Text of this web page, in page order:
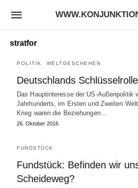
stratfor
POLITIK WELTGESCHEHEN
Deutschlands Schlüsselrolle
Das Hauptinteresse der US-Außenpolitik
Jahrhunderts, im Ersten und Zweiten
Krieg waren die Beziehungen…
26. Oktober 2016
FUNDSTÜCK
Fundstück: Befinden wir
Scheideweg?